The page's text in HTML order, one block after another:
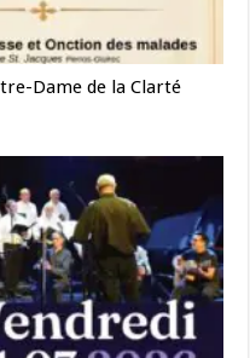
Dame de la Clarté